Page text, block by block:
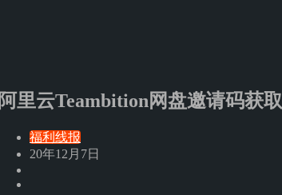
阿里云Teambition网盘邀请码获取
福利线报
20年12月7日